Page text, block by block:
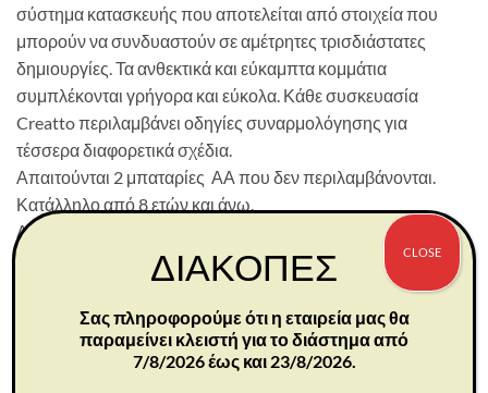
σύστημα κατασκευής που αποτελείται από στοιχεία που
μπορούν να συνδυαστούν σε αμέτρητες τρισδιάστατες
δημιουργίες. Τα ανθεκτικά και εύκαμπτα κομμάτια
συμπλέκονται γρήγορα και εύκολα. Κάθε συσκευασία
Creatto περιλαμβάνει οδηγίες συναρμολόγησης για
τέσσερα διαφορετικά σχέδια.
Απαιτούνται 2 μπαταρίες ΑΑ που δεν περιλαμβάνονται.
Κατάλληλο από 8 ετών και άνω.
Διαστάσεις συσκευασίας: 25,5×23,5×4,6 εκ.
ΣΧΕΤΙΚΆ ΠΡΟΪΌΝΤΑ
ΔΙΑΚΟΠΕΣ
Σας πληροφορούμε ότι η εταιρεία μας θα
παραμείνει κλειστή για το διάστημα από
7/8/2026 έως και 23/8/2026.
CLOSE